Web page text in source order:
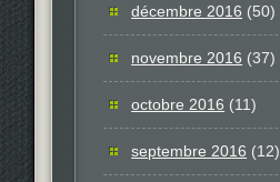
décembre 2016 (50)
novembre 2016 (37)
octobre 2016 (11)
septembre 2016 (12)